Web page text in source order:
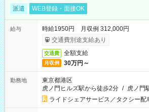
派遣 WEB登録・面接OK
給与
時給1950円 月収例 312,000円
交通費別途支給あり
交通費 全額支給
月収例 30万円～
勤務地
東京都港区
虎ノ門ヒルズ駅から徒歩2分 / 虎ノ門
ライドシェアサービス／タクシー